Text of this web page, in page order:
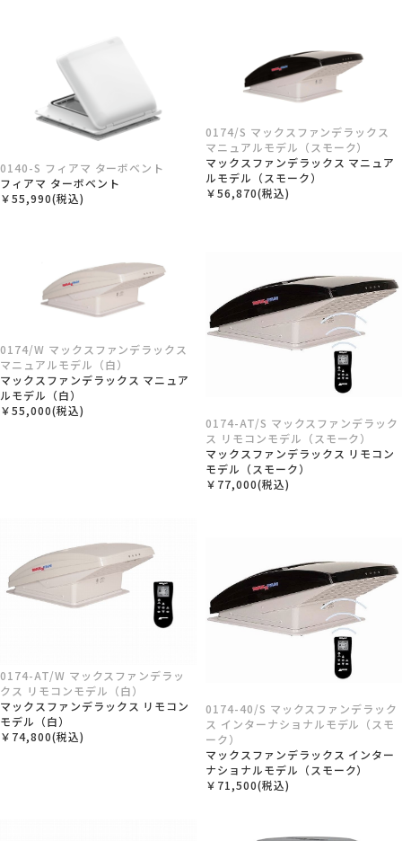
0140-S フィアマ ターボベント
フィアマ ターボベント
￥55,990(税込)
0174/S マックスファンデラックス
マニュアルモデル（スモーク）
マックスファンデラックス マニュア
ルモデル（スモーク）
￥56,870(税込)
0174/W マックスファンデラックス
マニュアルモデル（白）
マックスファンデラックス マニュア
ルモデル（白）
￥55,000(税込)
0174-AT/S マックスファンデラック
ス リモコンモデル（スモーク）
マックスファンデラックス リモコン
モデル（スモーク）
￥77,000(税込)
0174-AT/W マックスファンデラッ
クス リモコンモデル（白）
マックスファンデラックス リモコン
モデル（白）
￥74,800(税込)
0174-40/S マックスファンデラック
ス インターナショナルモデル（スモ
ーク）
マックスファンデラックス インター
ナショナルモデル（スモーク）
￥71,500(税込)